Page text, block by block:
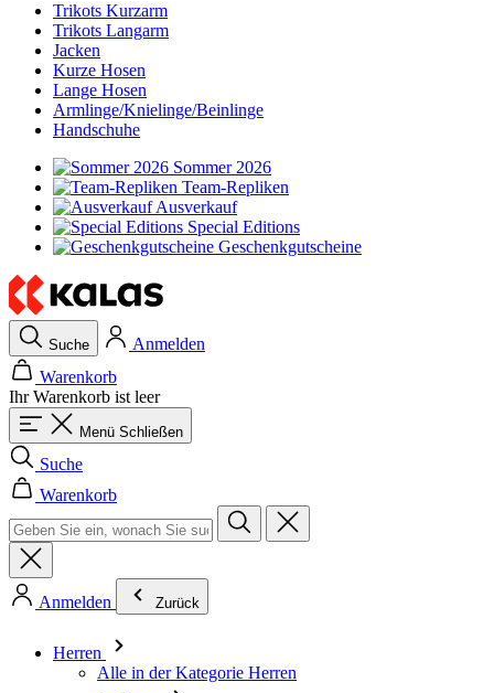
Trikots Kurzarm
Trikots Langarm
Jacken
Kurze Hosen
Lange Hosen
Armlinge/Knielinge/Beinlinge
Handschuhe
Sommer 2026
Team-Repliken
Ausverkauf
Special Editions
Geschenkgutscheine
Suche
Anmelden
Warenkorb
Ihr Warenkorb ist leer
Menü Schließen
Suche
Warenkorb
Anmelden Zurück
Herren
Alle in der Kategorie Herren